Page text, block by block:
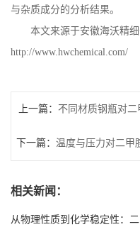
与杂质成分的分析结果。
本文来源于安徽海沃精
http://www.hwchemical.com/
上一篇： 不同材质钢瓶对
下一篇： 温度与压力对二甲
相关新闻：
从物理性质到化学稳定性：